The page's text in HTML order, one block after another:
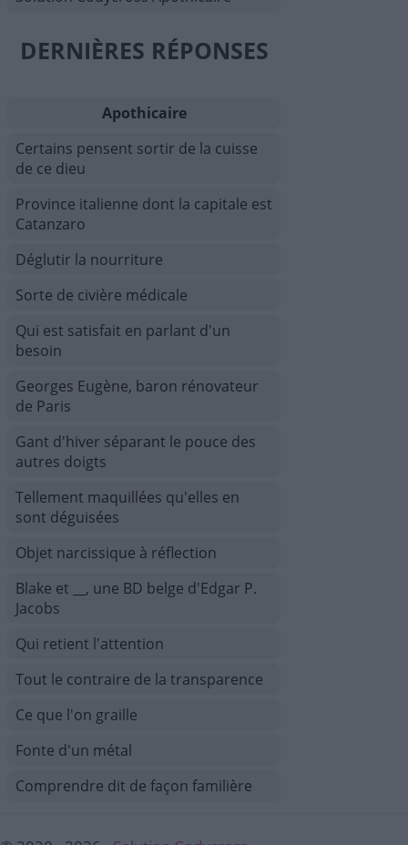
DERNIÈRES RÉPONSES
Apothicaire
Certains pensent sortir de la cuisse
de ce dieu
Province italienne dont la capitale est
Catanzaro
Déglutir la nourriture
Sorte de civière médicale
Qui est satisfait en parlant d'un
besoin
Georges Eugène, baron rénovateur
de Paris
Gant d'hiver séparant le pouce des
autres doigts
Tellement maquillées qu'elles en
sont déguisées
Objet narcissique à réflection
Blake et __, une BD belge d'Edgar P.
Jacobs
Qui retient l'attention
Tout le contraire de la transparence
Ce que l'on graille
Fonte d'un métal
Comprendre dit de façon familière